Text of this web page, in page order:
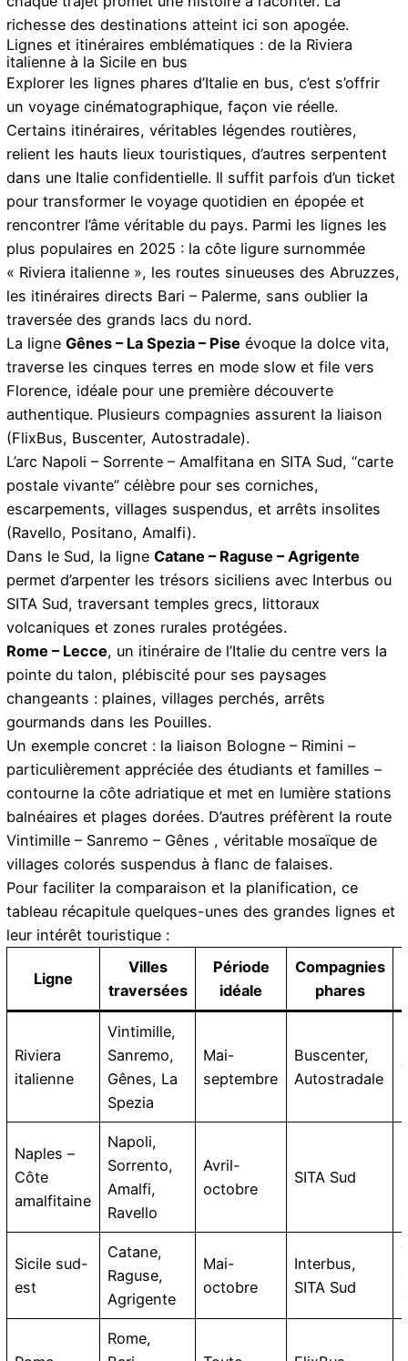
richesse des destinations atteint ici son apogée.
Lignes et itinéraires emblématiques : de la Riviera
italienne à la Sicile en bus
Explorer les lignes phares d’Italie en bus, c’est s’offrir
un voyage cinématographique, façon vie réelle.
Certains itinéraires, véritables légendes routières,
relient les hauts lieux touristiques, d’autres serpentent
dans une Italie confidentielle. Il suffit parfois d’un ticket
pour transformer le voyage quotidien en épopée et
rencontrer l’âme véritable du pays. Parmi les lignes les
plus populaires en 2025 : la côte ligure surnommée
« Riviera italienne », les routes sinueuses des Abruzzes,
les itinéraires directs Bari – Palerme, sans oublier la
traversée des grands lacs du nord.
La ligneGênes – La Spezia – Pise évoque la dolce vita,
traverse les cinques terres en mode slow et file vers
Florence, idéale pour une première découverte
authentique. Plusieurs compagnies assurent la liaison
(FlixBus, Buscenter, Autostradale).
L’arc Napoli – Sorrente – Amalfitana en SITA Sud, “carte
postale vivante” célèbre pour ses corniches,
escarpements, villages suspendus, et arrêts insolites
(Ravello, Positano, Amalfi).
Dans le Sud, la ligneCatane – Raguse – Agrigente
permet d’arpenter les trésors siciliens avec Interbus ou
SITA Sud, traversant temples grecs, littoraux
volcaniques et zones rurales protégées.
Rome – Lecce, un itinéraire de l’Italie du centre vers la
pointe du talon, plébiscité pour ses paysages
changeants : plaines, villages perchés, arrêts
gourmands dans les Pouilles.
Un exemple concret : la liaison Bologne – Rimini –
particulièrement appréciée des étudiants et familles –
contourne la côte adriatique et met en lumière stations
balnéaires et plages dorées. D’autres préfèrent la route
Vintimille – Sanremo – Gênes , véritable mosaïque de
villages colorés suspendus à flanc de falaises.
Pour faciliter la comparaison et la planification, ce
tableau récapitule quelques-unes des grandes lignes et
leur intérêt touristique :
Ligne
Villes
traversées
Période
idéale
Compagnies
phares
Riviera
italienne
Vintimille,
Sanremo,
Gênes, La
Spezia
Mai-
septembre
Buscenter,
Autostradale
Naples –
Côte
amalfitaine
Napoli,
Sorrento,
Amalfi,
Ravello
Avril-
octobre
SITA Sud
Sicile sud-
est
Catane,
Raguse,
Agrigente
Mai-
octobre
Interbus,
SITA Sud
Rome,